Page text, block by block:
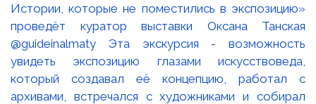
Истории, которые не поместились в экспозицию»
проведёт куратор выставки Оксана Танская
@guideinalmaty Эта экскурсия - возможность
увидеть экспозицию глазами искусствоведа,
который создавал её концепцию, работал с
архивами, встречался с художниками и собирал